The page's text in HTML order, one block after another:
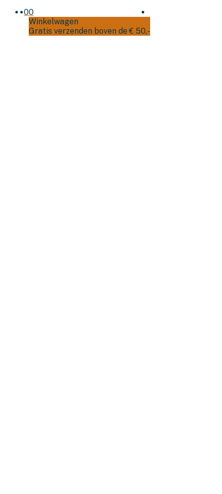
00
Winkelwagen
Gratis verzenden boven de € 50,-